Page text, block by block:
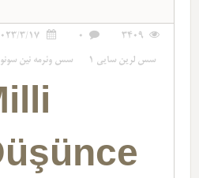
3409
0
3/17
سس لرین سایی 1 سس وئرمه نین